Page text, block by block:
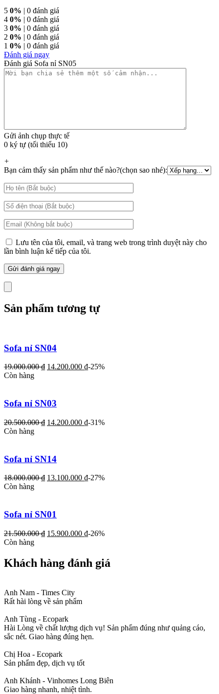
5 0% | 0 đánh giá
4 0% | 0 đánh giá
3 0% | 0 đánh giá
2 0% | 0 đánh giá
1 0% | 0 đánh giá
Đánh giá ngay
Đánh giá Sofa nỉ SN05
Gửi ảnh chụp thực tế
0 ký tự (tối thiểu 10)
+
Bạn cảm thấy sản phẩm như thế nào?(chọn sao nhé):
Lưu tên của tôi, email, và trang web trong trình duyệt này cho
lần bình luận kế tiếp của tôi.
Sản phẩm tương tự
Sofa nỉ SN04
19.000.000₫ 14.200.000 ₫-25%
Còn hàng
Sofa nỉ SN03
20.500.000₫ 14.200.000 ₫-31%
Còn hàng
Sofa nỉ SN14
18.000.000₫ 13.100.000 ₫-27%
Còn hàng
Sofa nỉ SN01
21.500.000₫ 15.900.000 ₫-26%
Còn hàng
Khách hàng đánh giá
Anh Nam - Times City
Rất hài lòng về sản phẩm
Anh Tùng - Ecopark
Hài Lòng về chất lượng dịch vụ! Sản phẩm đúng như quảng cáo,
sắc nét. Giao hàng đúng hẹn.
Chị Hoa - Ecopark
Sản phẩm đẹp, dịch vụ tốt
Anh Khánh - Vinhomes Long Biên
Giao hàng nhanh, nhiệt tình.